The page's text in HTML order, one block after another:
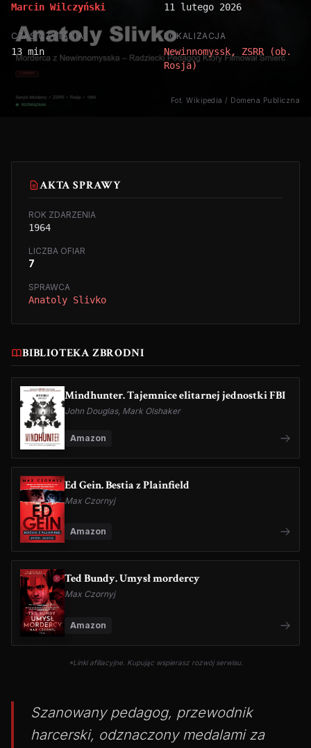
Fot. Wikipedia / Domena Publiczna
Marcin Wilczyński 11 lutego 2026
CZAS CZYTANIA
13 min
LOKALIZACJA
Newinnomyssk, ZSRR (ob.
Rosja)
AKTA SPRAWY
ROK ZDARZENIA
1964
LICZBA OFIAR
7
SPRAWCA
Anatoly Slivko
BIBLIOTEKA ZBRODNI
Mindhunter. Tajemnice elitarnej jednostki FBI
John Douglas, Mark Olshaker
Amazon
Ed Gein. Bestia z Plainfield
Max Czornyj
Amazon
Ted Bundy. Umysł mordercy
Max Czornyj
Amazon
*Linki afiliacyjne. Kupując wspierasz rozwój serwisu.
Szanowany pedagog, przewodnik
harcerski, odznaczony medalami za